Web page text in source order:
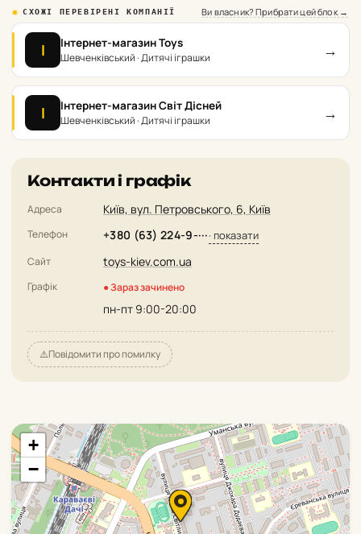
СХОЖІ ПЕРЕВІРЕНІ КОМПАНІЇ Ви власник? Прибрати цей блок →
І Інтернет-магазин Toys
Шевченківський · Дитячі іграшки →
І Інтернет-магазин Світ Дісней
Шевченківський · Дитячі іграшки →
Контакти і графік
Адреса Київ, вул. Петровського, 6, Київ
Телефон +380 (63) 224-9-···· показати
Сайт toys-kiev.com.ua
Графік ● Зараз зачинено
пн-пт 9:00-20:00
⚠️Повідомити про помилку
+
−